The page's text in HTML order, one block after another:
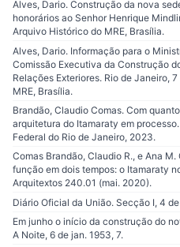
Alves, Dario. Construção da nova
honorários ao Senhor Henrique
Arquivo Histórico do MRE, Brasília.
Alves, Dario. Informação para o
Comissão Executiva da Construção
Relações Exteriores. Rio de Janeiro,
MRE, Brasília.
Brandão, Claudio Comas. Com
arquitetura do Itamaraty em
Federal do Rio de Janeiro, 2023.
Comas Brandão, Claudio R., e Ana
função em dois tempos: o Itamaraty
Arquitextos 240.01 (mai. 2020).
Diário Oficial da União. Secção I, 4 de
Em junho o início da construção do
A Noite, 6 de jan. 1953, 7.